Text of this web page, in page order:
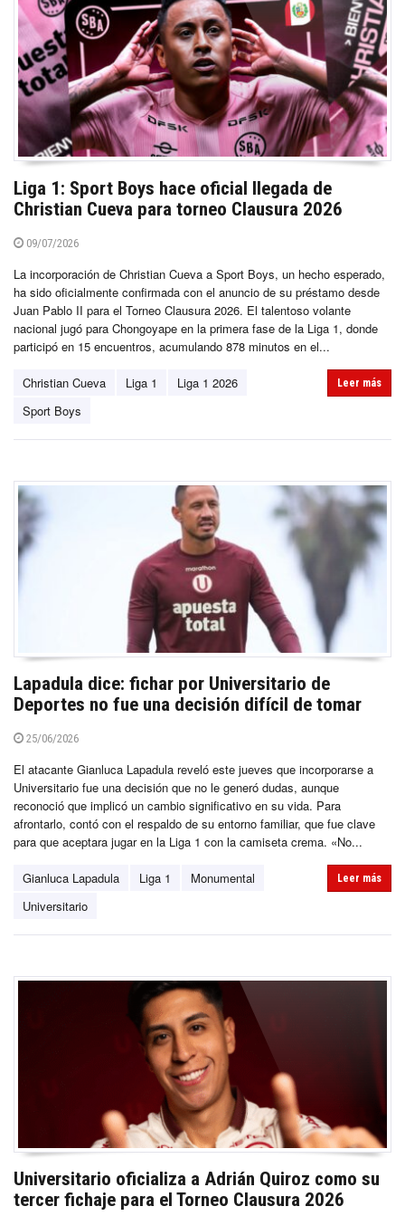
Liga 1: Sport Boys hace oficial llegada de
Christian Cueva para torneo Clausura 2026
09/07/2026
La incorporación de Christian Cueva a Sport Boys, un hecho esperado,
ha sido oficialmente confirmada con el anuncio de su préstamo desde
Juan Pablo II para el Torneo Clausura 2026. El talentoso volante
nacional jugó para Chongoyape en la primera fase de la Liga 1, donde
participó en 15 encuentros, acumulando 878 minutos en el...
Christian Cueva Liga 1
Liga 1 2026
Sport Boys
Leer más
Lapadula dice: fichar por Universitario de
Deportes no fue una decisión difícil de tomar
25/06/2026
El atacante Gianluca Lapadula reveló este jueves que incorporarse a
Universitario fue una decisión que no le generó dudas, aunque
reconoció que implicó un cambio significativo en su vida. Para
afrontarlo, contó con el respaldo de su entorno familiar, que fue clave
para que aceptara jugar en la Liga 1 con la camiseta crema. «No...
Gianluca Lapadula Liga 1
Monumental
Universitario
Leer más
Universitario oficializa a Adrián Quiroz como su
tercer fichaje para el Torneo Clausura 2026